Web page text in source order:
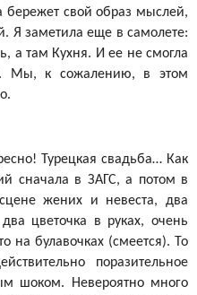
бережет свой образ мыслей,
Я заметила еще в самолете:
а там Кухня. И ее не смогла
Мы, к сожалению, в этом
Турецкая свадьба… Как
сначала в ЗАГС, а потом в
жених и невеста, два
цветочка в руках, очень
на булавочках (смеется). То
поразительное
шоком. Невероятно много